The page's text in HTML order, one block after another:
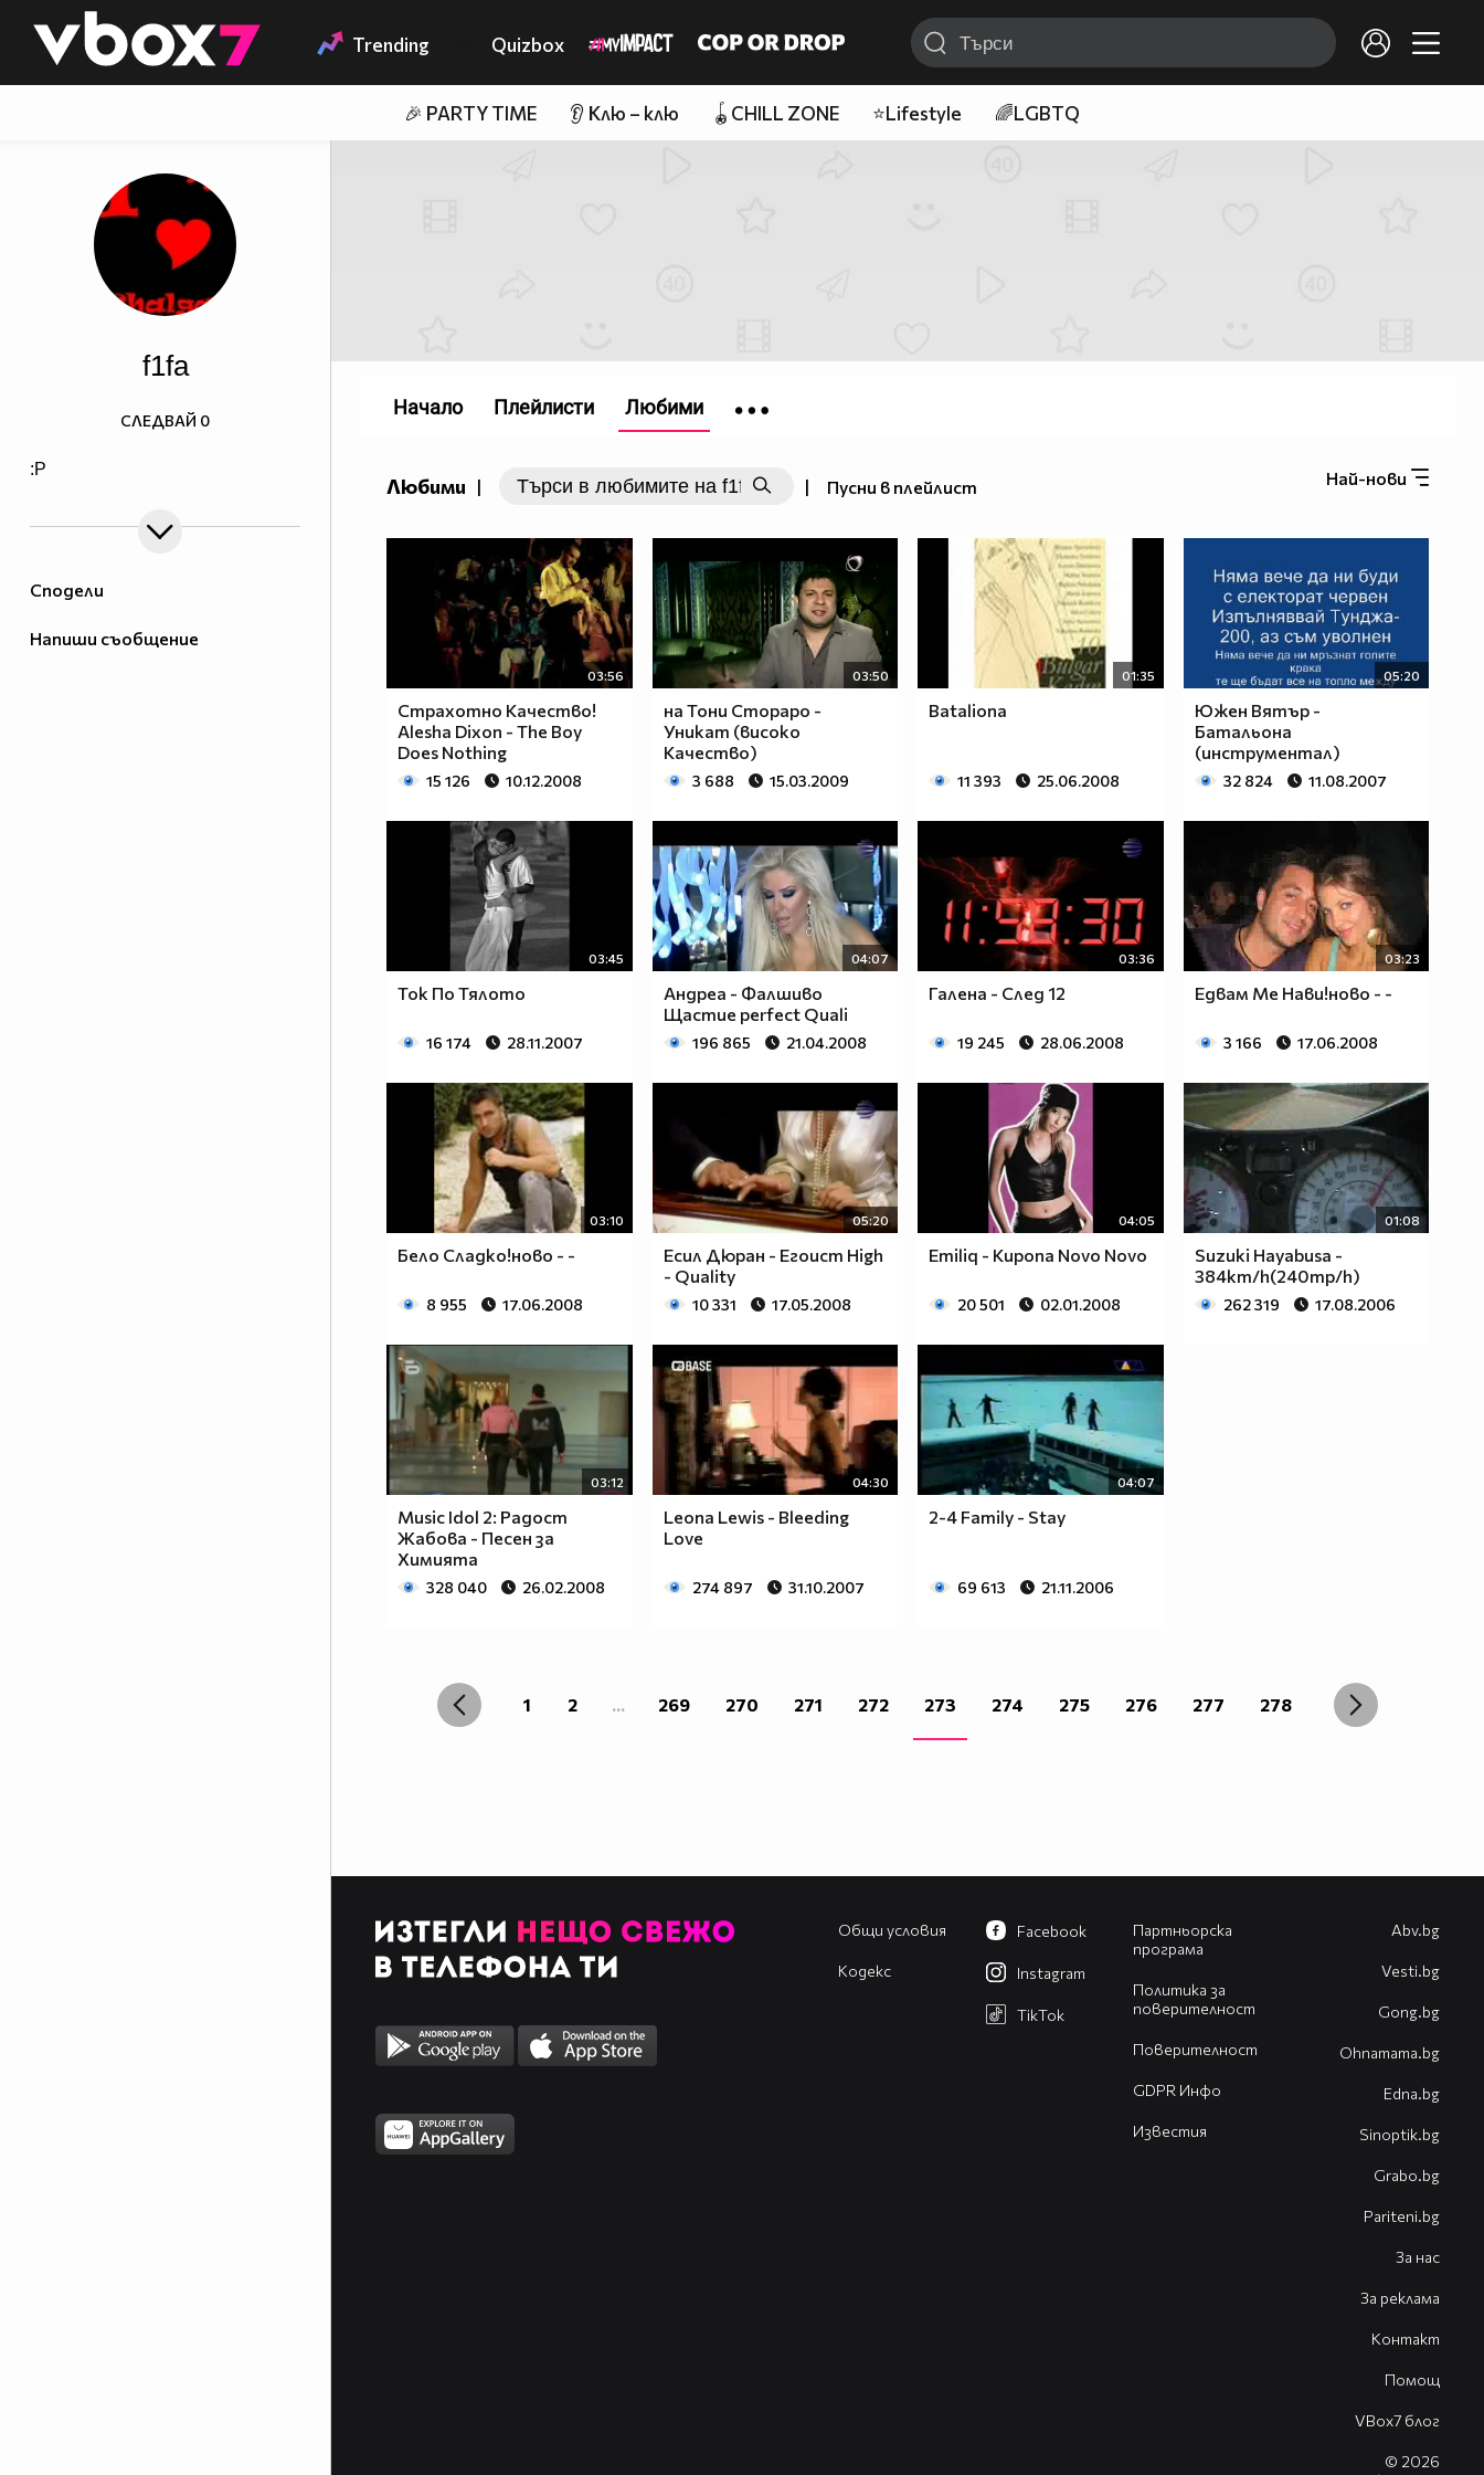
👾 Trending Quizbox
🎉 PARTY TIME 👂 Клю – клю 🪀CHILL ZONE ⭐Lifestyle 🌈LGBTQ
Сподели
Напиши съобщение
f1fa
:P
СЛЕДВАЙ 0
Любими | | Пусни в плейлист Най-нови
03:56
Страхотно Качество!
Аlesha Dixon - The Boy
Does Nothing
15 126 10.12.2008
03:50
на Тони Стораро -
Уникат (високо
Качество)
3 688 15.03.2009
01:35
Bataliona
11 393 25.06.2008
05:20
Южен Вятър -
Батальона
(инструментал)
32 824 11.08.2007
03:45
Ток По Тялото
16 174 28.11.2007
04:07
Андреа - Фалшиво
Щастие perfect Quali
196 865 21.04.2008
03:36
Галена - След 12
19 245 28.06.2008
03:23
Едвам Ме Нави!ново - -
3 166 17.06.2008
03:10
Бело Сладко!ново - -
8 955 17.06.2008
05:20
Есил Дюран - Егоист High
- Quality
10 331 17.05.2008
04:05
Emiliq - Kupona Novo Novo
20 501 02.01.2008
01:08
Suzuki Hayabusa -
384km/h(240mp/h)
262 319 17.08.2006
03:12
Music Idol 2: Радост
Жабова - Песен за
Химията
328 040 26.02.2008
04:30
Leona Lewis - Bleeding
Love
274 897 31.10.2007
04:07
2-4 Family - Stay
69 613 21.11.2006
1 2 ... 269 270 271 272 273 274 275 276 277 278
Начало Плейлисти Любими
Общи условия
Кодекс
Партньорска
програма
Политика за
поверителност
Поверителност
GDPR Инфо
Известия
Facebook
Instagram
TikTok
Abv.bg
Vesti.bg
Gong.bg
Оhnamama.bg
Edna.bg
Sinoptik.bg
Grabo.bg
Pariteni.bg
За нас
За реклама
Контакт
Помощ
VBox7 блог
© 2026